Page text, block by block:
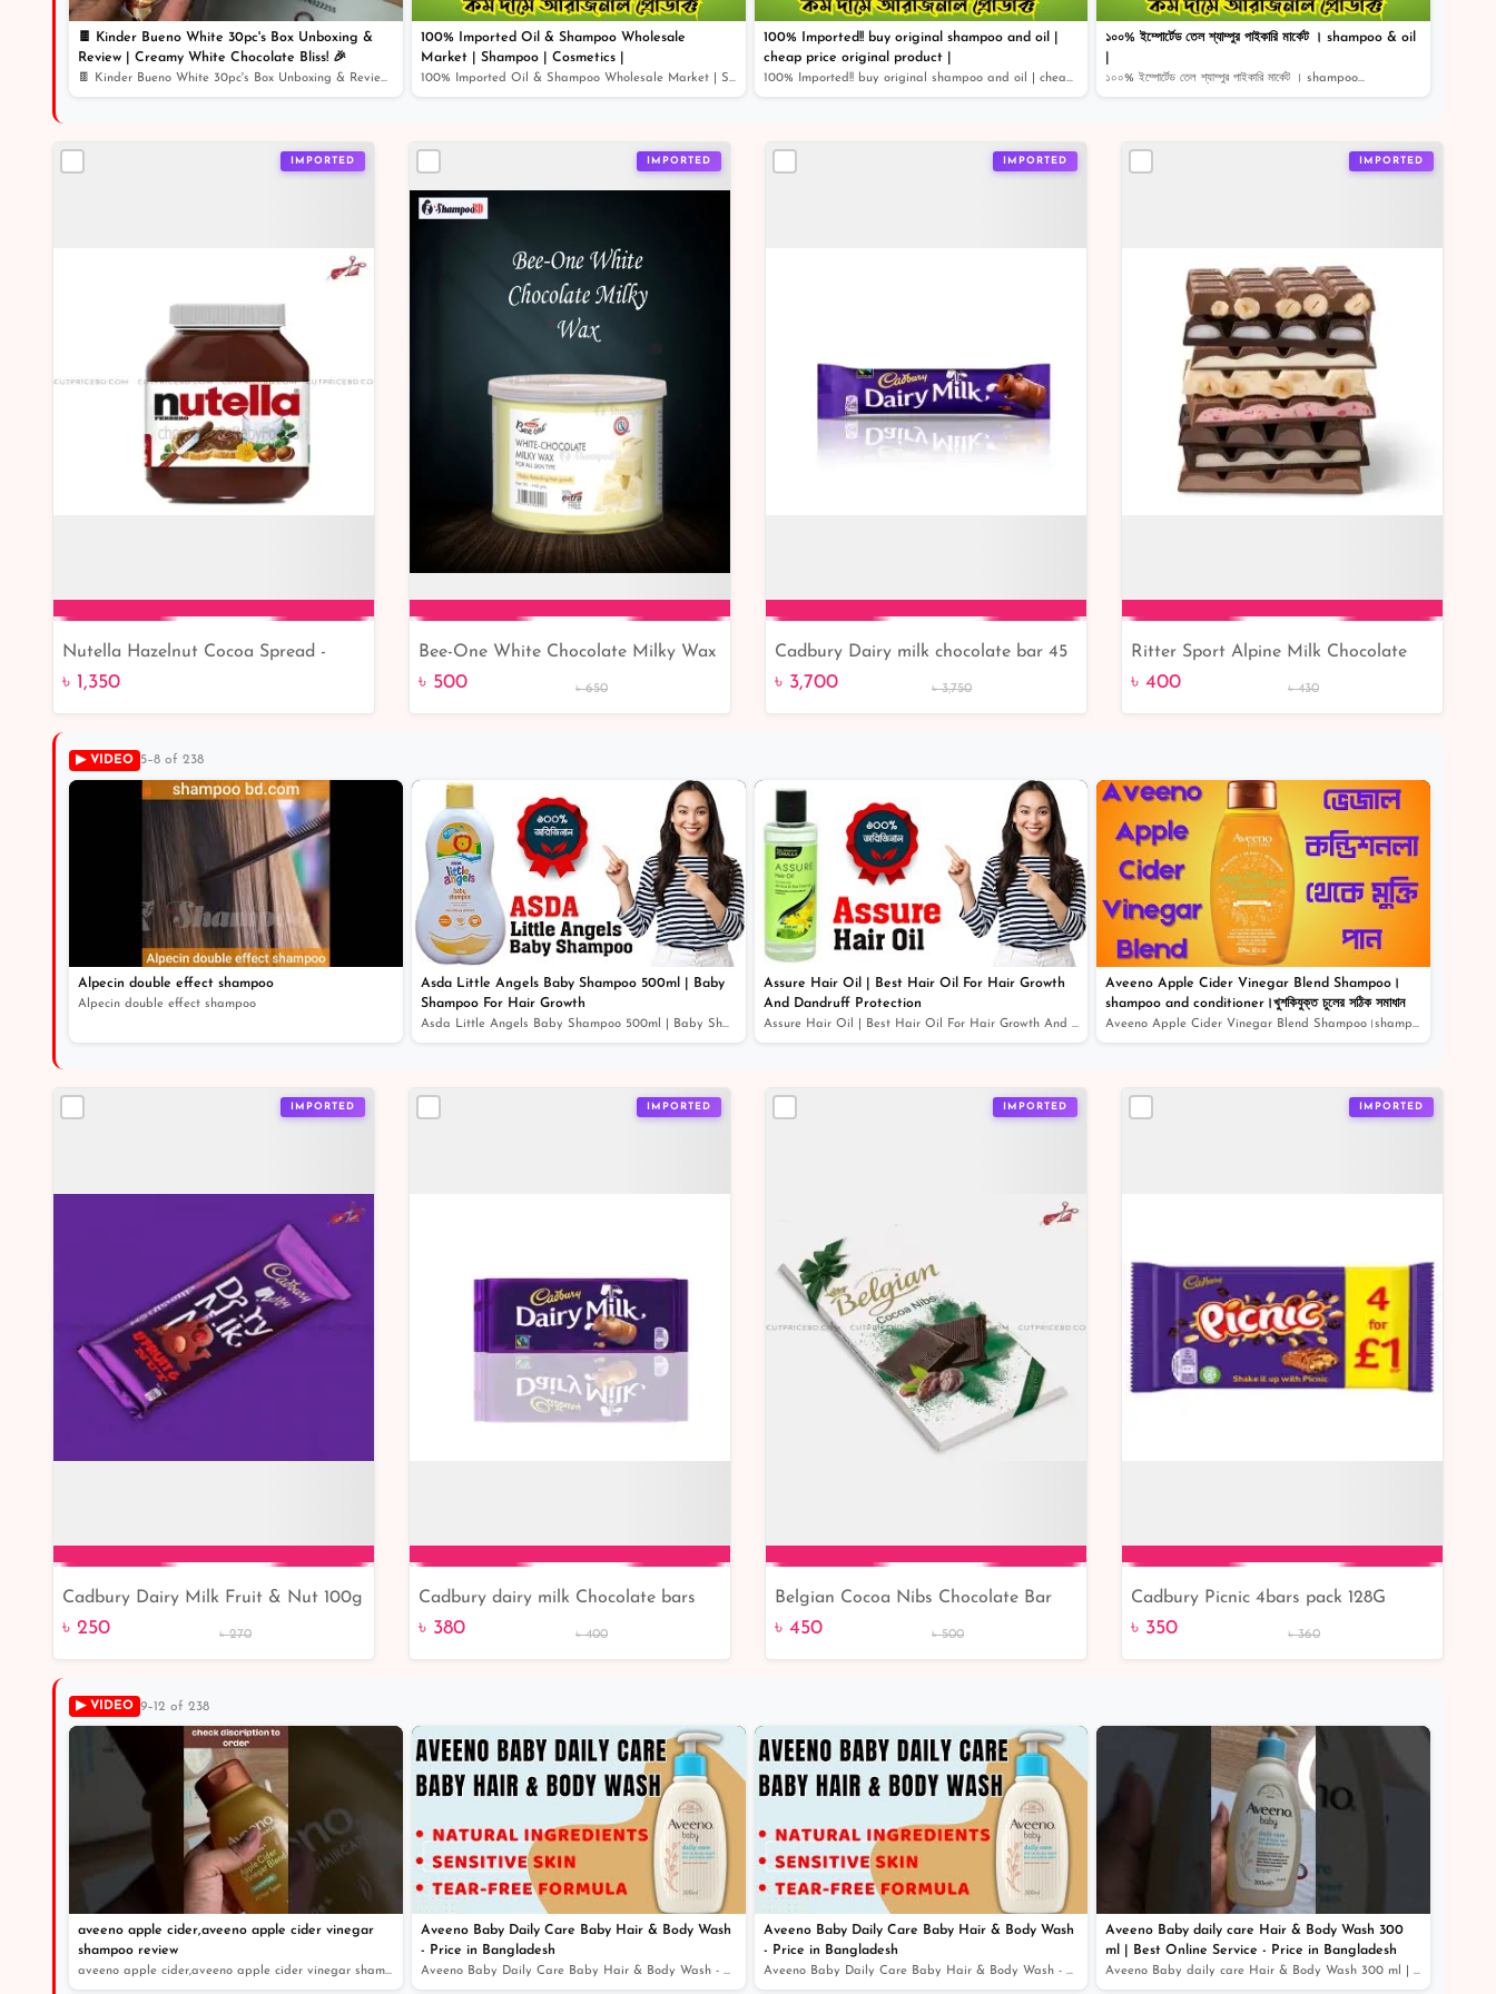
🍫 Kinder Bueno White 30pc's Box Unboxing &
Review | Creamy White Chocolate Bliss! 🎉
🍫 Kinder Bueno White 30pc's Box Unboxing & Review | Cr...
100% Imported Oil & Shampoo Wholesale
Market | Shampoo | Cosmetics |
100% Imported Oil & Shampoo Wholesale Market | Shampoo...
100% Imported!! buy original shampoo and oil |
cheap price original product |
100% Imported!! buy original shampoo and oil | cheap pr...
১০০% ইম্পোর্টেড তেল শ্যাম্পুর পাইকারি মার্কেট । shampoo & oil
১০০% ইম্পোর্টেড তেল শ্যাম্পুর পাইকারি মার্কেট । shampoo...
IMPORTED
Add to Cart
Nutella Hazelnut Cocoa Spread -
cutpricebd | From Belgium
৳ 1,350
IMPORTED
Add to Cart
Bee-One White Chocolate Milky Wax
| From Hungary
৳ 500 ৳ 650
IMPORTED
Add to Cart
Cadbury Dairy milk chocolate bar 45
gm (Each)
৳ 3,700 ৳ 3,750
IMPORTED
Add to Cart
Ritter Sport Alpine Milk Chocolate
100g
৳ 400 ৳ 430
▶ VIDEO 5–8 of 238
Alpecin double effect shampoo
Alpecin double effect shampoo
Asda Little Angels Baby Shampoo 500ml | Baby
Shampoo For Hair Growth
Asda Little Angels Baby Shampoo 500ml | Baby Shampoo Fo...
Assure Hair Oil | Best Hair Oil For Hair Growth
And Dandruff Protection
Assure Hair Oil | Best Hair Oil For Hair Growth And Dan...
Aveeno Apple Cider Vinegar Blend Shampoo।
shampoo and conditioner।খুশকিযুক্ত চুলের সঠিক সমাধান
Aveeno Apple Cider Vinegar Blend Shampoo।shampoo and co...
IMPORTED
Add to Cart
Cadbury Dairy Milk Fruit & Nut 100g
৳ 250 ৳ 270
IMPORTED
Add to Cart
Cadbury dairy milk Chocolate bars
200 gm
৳ 380 ৳ 400
IMPORTED
Add to Cart
Belgian Cocoa Nibs Chocolate Bar
৳ 450 ৳ 500
IMPORTED
Add to Cart
Cadbury Picnic 4bars pack 128G
৳ 350 ৳ 360
▶ VIDEO 9–12 of 238
aveeno apple cider,aveeno apple cider vinegar
shampoo review
aveeno apple cider,aveeno apple cider vinegar shampoo r...
Aveeno Baby Daily Care Baby Hair & Body Wash
- Price in Bangladesh
Aveeno Baby Daily Care Baby Hair & Body Wash - Price in...
Aveeno Baby Daily Care Baby Hair & Body Wash
- Price in Bangladesh
Aveeno Baby Daily Care Baby Hair & Body Wash - Price in...
Aveeno Baby daily care Hair & Body Wash 300
ml | Best Online Service - Price in Bangladesh
Aveeno Baby daily care Hair & Body Wash 300 ml | Best O...